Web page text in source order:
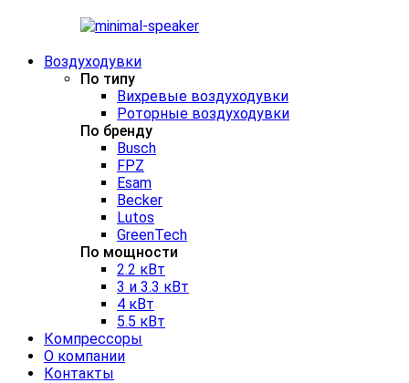
Воздуходувки
По типу
Вихревые воздуходувки
Роторные воздуходувки
По бренду
Busch
FPZ
Esam
Becker
Lutos
GreenTech
По мощности
2.2 кВт
3 и 3.3 кВт
4 кВт
5.5 кВт
Компрессоры
О компании
Контакты